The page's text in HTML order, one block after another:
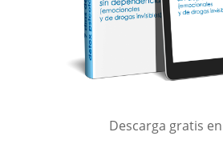
Descarga gratis